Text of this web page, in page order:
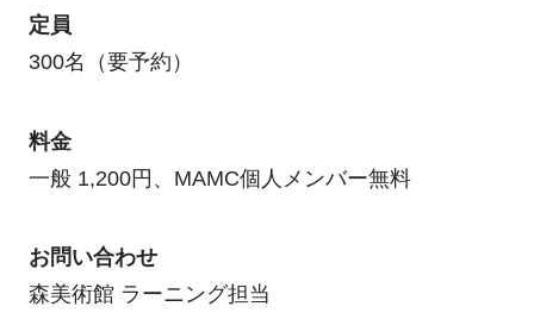
定員
300名（要予約）
料金
一般 1,200円、MAMC個人メンバー無料
お問い合わせ
森美術館 ラーニング担当